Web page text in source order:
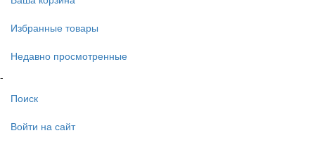
Избранные товары
Недавно просмотренные
-
Поиск
Войти на сайт